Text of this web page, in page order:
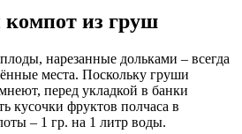
из груш
нарезанные дольками – всегда
места. Поскольку груши
перед укладкой в банки
кусочки фруктов полчаса в
– 1 гр. на 1 литр воды.